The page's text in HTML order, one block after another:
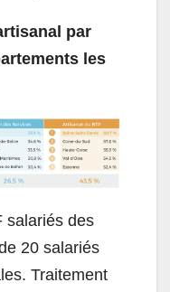
par
les
salariés des
20 salariés
Traitement